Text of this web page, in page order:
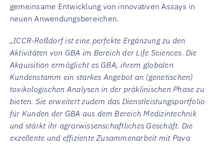
gemeinsame Entwicklung von innovativen Assays in
neuen Anwendungsbereichen.
„ICCR-Roßdorf ist eine perfekte Ergänzung zu den
Aktivitäten von GBA im Bereich der Life Sciences. Die
Akquisition ermöglicht es GBA, ihrem globalen
Kundenstamm ein starkes Angebot an (genetischen)
toxikologischen Analysen in der präklinischen Phase zu
bieten. Sie erweitert zudem das Dienstleistungsportfolio
für Kunden der GBA aus dem Bereich Medizintechnik
und stärkt ihr agrarwissenschaftliches Geschäft. Die
exzellente und effiziente Zusammenarbeit mit Pava